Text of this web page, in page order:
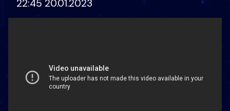
22:45 20.01.2023